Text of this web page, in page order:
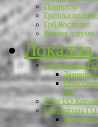
Привреда
Градска
Грб Костолца
Важни датуми
Локална
Председник
Заменик
ГО
Веће ГО
Скупштина ГО